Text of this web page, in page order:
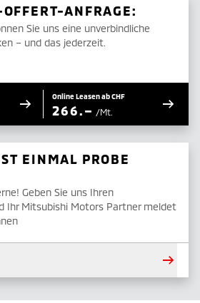
ANFRAGE:
Sie uns eine unverbindliche
– und das jederzeit.
Online Leasen ab CHF
266.– /Mt.
EINMAL PROBE
Geben Sie uns Ihren
Ihr Mitsubishi Motors Partner meldet